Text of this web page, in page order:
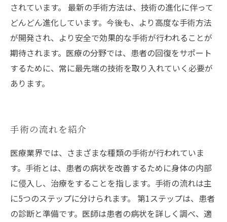
されています。 最新の手術方法は、技術の進化に伴って
どんどん進化しています。今後も、より高度な手術方法
が開発され、より安全で効果的な手術が行われることが
期待されます。医療の分野では、患者の回復をサポート
するために、常に最先端の技術を取り入れていく必要が
あります。
手術の流れを紹介
医療業界では、さまざまな種類の手術が行われていま
す。手術とは、患者の病状を改善するために身体の内部
に侵入し、治療をすることを指します。手術の流れは主
に5つのステップに分けられます。 第1ステップは、患者
の診断と準備です。医師は患者の病状を詳しく調べ、適